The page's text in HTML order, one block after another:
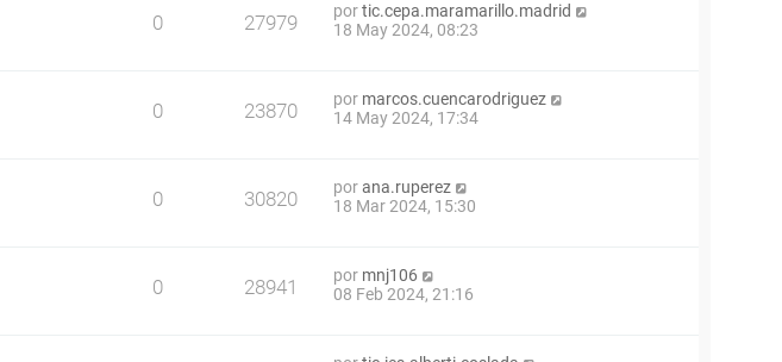
0 27979 portic.cepa.maramarillo.madrid
18 May 2024, 08:23
0 23870 por marcos.cuencarodriguez
14 May 2024, 17:34
0 30820 porana.ruperez
18 Mar 2024, 15:30
0 28941 por mnj106
08 Feb 2024, 21:16